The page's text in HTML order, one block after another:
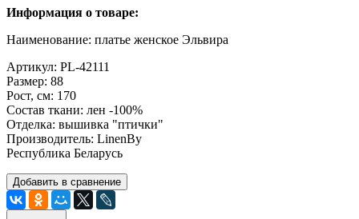
Информация о товаре:
Наименование: платье женское Эльвира
Артикул: PL-42111
Размер: 88
Рост, см: 170
Состав ткани: лен -100%
Отделка: вышивка "птички"
Производитель: LinenBy
Республика Беларусь
Добавить в сравнение